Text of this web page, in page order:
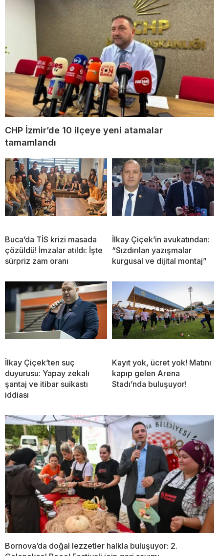
CHP İzmir’de 10 ilçeye yeni atamalar
tamamlandı
Buca’da TİS krizi masada
çözüldü! İmzalar atıldı: İşte
sürpriz zam oranı
İlkay Çiçek’in avukatından:
“Sızdırılan yazışmalar
kurgusal ve dijital montaj”
İlkay Çiçek’ten suç
duyurusu: Yapay zekalı
şantaj ve itibar suikastı
iddiası
Kayıt yok, ücret yok! Matını
kapıp gelen Arena
Stadı’nda buluşuyor!
Bornova’da doğal lezzetler halkla buluşuyor: 2.